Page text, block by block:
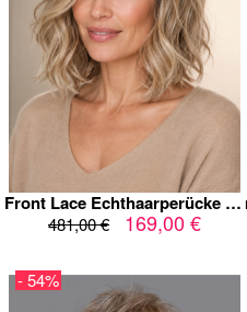
Front Lace Echthaarperücke Damen 100% Remy Echthaar – Long Bob Beige Blond Balayage, Schulterlang, Natürlich Gewellt, Unsichtbarer Haaransatz
481,00 € 169,00 €
- 54%